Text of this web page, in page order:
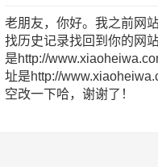
老朋友，你好。我之前网
找历史记录找回到你的网
是http://
址是http://
空改一下哈，谢谢了！